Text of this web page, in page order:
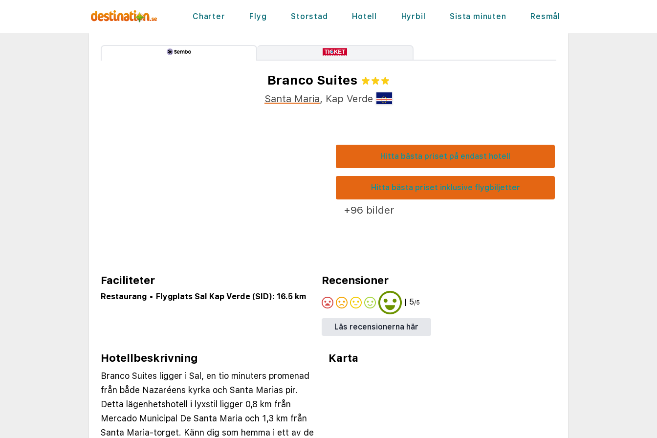
Charter Flyg Storstad Hotell Hyrbil Sista minuten Resmål
Branco Suites
Santa Maria, Kap Verde
Hitta bästa priset på endast hotell
Hitta bästa priset inklusive flygbiljetter
+96 bilder
Faciliteter
Restaurang • Flygplats Sal Kap Verde (SID): 16.5 km
Recensioner
| 5/5
Läs recensionerna här
Hotellbeskrivning
Branco Suites ligger i Sal, en tio minuters promenad
från både Nazaréens kyrka och Santa Marias pir.
Detta lägenhetshotell i lyxstil ligger 0,8 km från
Mercado Municipal De Santa Maria och 1,3 km från
Santa Maria-torget. Känn dig som hemma i ett av de
Karta